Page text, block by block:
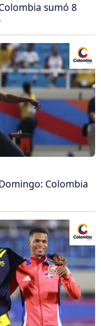
sumó 8
Colombia